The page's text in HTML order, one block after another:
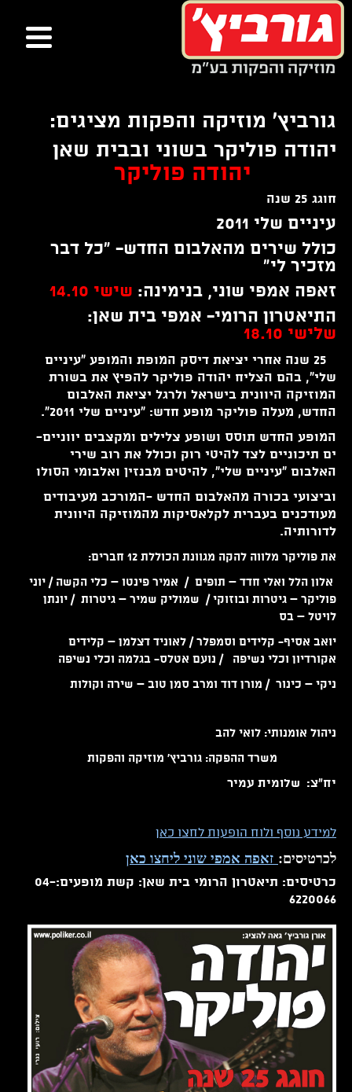
עבור
לתוכן
צור
קשר
גורביץ' מוזיקה והפקות מציגים:
יהודה פוליקר בשוני ובבית שאן
יהודה פוליקר
חוגג 25 שנה
עיניים שלי 2011
כולל שירים מהאלבום החדש- "כל דבר
מזכיר לי"
זאפה אמפי שוני, בנימינה: שישי 14.10
התיאטרון הרומי- אמפי בית שאן:
שלישי 18.10
25 שנה אחרי יציאת דיסק המופת והמופע
"עיניים
שלי", בהם הצליח יהודה פוליקר להפיץ את בשורת
המוזיקה היוונית בישראל ולרגל יציאת האלבום
החדש, מעלה פוליקר מופע חדש: "עיניים שלי 2011".
המופע החדש תוסס ושופע צלילים ומקצבים יווניים-
ים תיכוניים לצד להיטי רוק וכולל את רוב שירי
האלבום "עיניים שלי", להיטים מבנזין ואלבומי הסולו
וביצועי בכורה מהאלבום החדש -המורכב מעיבודים
מעודכנים בעברית לקלאסיקות מהמוזיקה היוונית
לדורותיה.
את פוליקר מלווה להקה מגוונת הכוללת 12 חברים:
אלון הלל ואלי חדד – תופים / אמיר פינטו – כלי הקשה / יוני
פוליקר – גיטרות ובוזוקי / שמוליק שמיר – גיטרות / יונתן
לויטל – בס
יואב אסיף- קלידים וסמפלר / לאוניד דצלמן – קלידים
אקורדיון וכלי נשיפה / נועם אטלס- בגלמה וכלי נשיפה
ניקי – כינור / מורן דוד ומרב סמן טוב – שירה וקולות
ניהול אומנותי: לואי להב
משרד ההפקה: גורביץ' מוזיקה והפקות
יח"צ: שלומית עמיר
למידע נוסף ולוח הופעות לחצו כאן
לכרטיסים: זאפה אמפי שוני ליחצו כאן
כרטיסים: תיאטרון הרומי בית שאן: קשת מופעים:04-
6220066